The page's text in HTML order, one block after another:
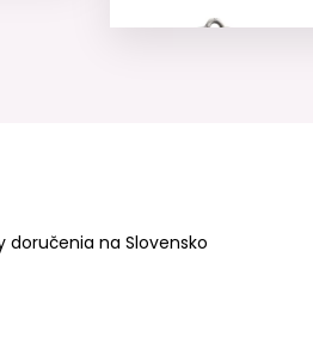
doručenia na Slovensko